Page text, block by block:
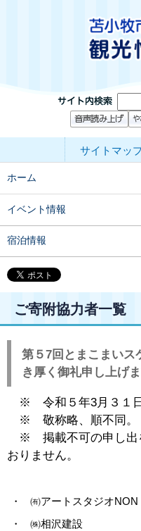
サイトマッ
ホーム
イベント情報
宿泊情報
ご寄附協力者一覧
第５7回とまこまいス
き厚く御礼申し上げま
※ 令和５年3月３１日
※ 敬称略、順不同。
※ 掲載不可の申し出
おりません。
・
㈲アートスタジオNON
・
㈱相沢建設